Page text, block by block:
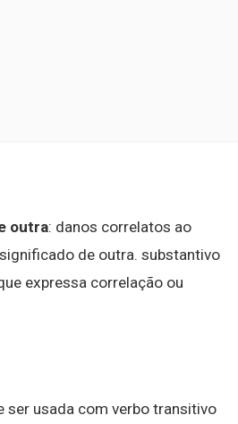
outra: danos correlatos ao
de outra. substantivo
expressa correlação ou
ser usada com verbo transitivo